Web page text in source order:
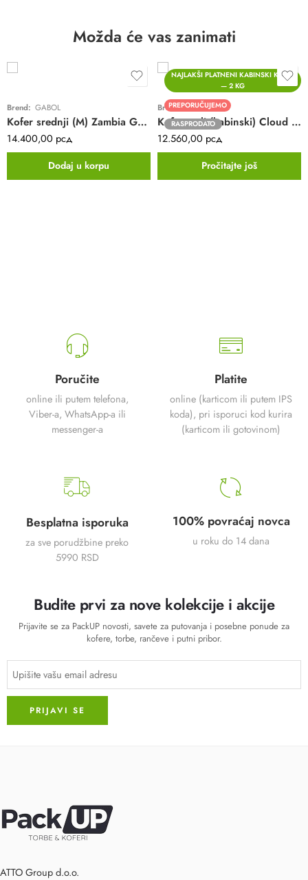
Možda će vas zanimati
Brend: GABOL
Kofer srednji (M) Zambia Gabol | crveni | poliester
14.400,00 рсд
Dodaj u korpu
NAJLAKŠI PLATNENI KABINSKI KOFER
— 2 KG
PREPORUČUJEMO
RASPRODATO
Brend:GABOL
Kofer mali (kabinski) Cloud Extra Light Gabol | plavi | poliester
12.560,00 рсд
Pročitajte još
Poručite
online ili putem telefona,
Viber-a, WhatsApp-a ili
messenger-a
Platite
online (karticom ili putem IPS
koda), pri isporuci kod kurira
(karticom ili gotovinom)
Besplatna isporuka
za sve porudžbine preko
5990 RSD
100% povraćaj novca
u roku do 14 dana
Budite prvi za nove kolekcije i akcije
Prijavite se za PackUP novosti, savete za putovanja i posebne ponude za
kofere, torbe, rančeve i putni pribor.
ATTO Group d.o.o.